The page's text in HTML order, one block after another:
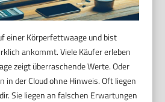
einer Körperfettwaage und bist
ankommt. Viele Käufer erleben
zeigt überraschende Werte. Oder
in der Cloud ohne Hinweis. Oft liegen
Sie liegen an falschen Erwartungen